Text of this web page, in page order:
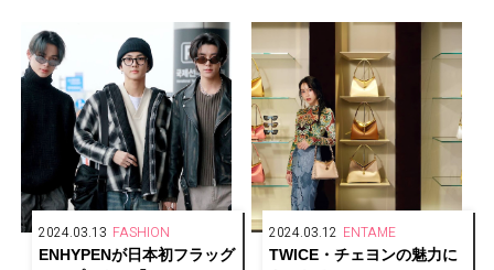
2024.03.13 FASHION
ENHYPENが日本初フラッグ
2024.03.12 ENTAME
TWICE・チェヨンの魅力に